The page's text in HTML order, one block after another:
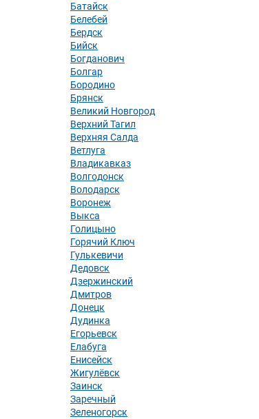
Батайск
Белебей
Бердск
Бийск
Богданович
Болгар
Бородино
Брянск
Великий Новгород
Верхний Тагил
Верхняя Салда
Ветлуга
Владикавказ
Волгодонск
Володарск
Воронеж
Выкса
Голицыно
Горячий Ключ
Гулькевичи
Дедовск
Дзержинский
Дмитров
Донецк
Дудинка
Егорьевск
Елабуга
Енисейск
Жигулёвск
Заинск
Заречный
Зеленогорск